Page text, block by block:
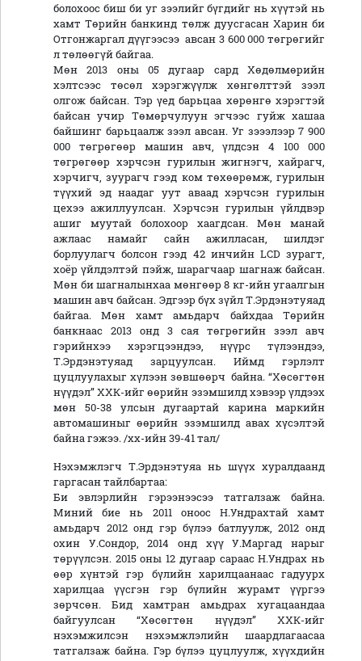
болохоос биш би уг зээлийг бүгдийг нь хүүтэй нь
хамт Төрийн банкинд төлж дуусгасан Харин би
Отгонжаргал дүүгээсээ авсан 3 600 000 төгрөгийг
л төлөөгүй байгаа.
Мөн 2013 оны 05 дугаар сард Хөдөлмөрийн
хэлтсээс төсөл хэрэгжүүлж хөнгөлттэй зээл
олгож байсан. Тэр үед барьцаа хөрөнгө хэрэгтэй
байсан учир Төмөрчулуун эгчээс гуйж хашаа
байшинг барьцаалж зээл авсан. Уг зэээлээр 7 900
000 төгрөгөөр машин авч, үлдсэн 4 100 000
төгрөгөөр хэрчсэн гурилын жигнэгч, хайрагч,
хэрчигч, зуурагч гээд ком төхөөрөмж, гурилын
түүхий эд наадаг уут аваад хэрчсэн гурилын
цехээ ажиллуулсан. Хэрчсэн гурилын үйлдвэр
ашиг муутай болохоор хаагдсан. Мөн манай
ажлаас намайг сайн ажилласан, шилдэг
борлуулагч болсон гээд 42 инчийн LCD зурагт,
хоёр үйлдэлтэй пэйж, шарагчаар шагнаж байсан.
Мөн би шагналынхаа мөнгөөр 8 кг-ийн угаалгын
машин авч байсан. Эдгээр бүх зүйл Т.Эрдэнэтуяад
байгаа. Мөн хамт амьдарч байхдаа Төрийн
банкнаас 2013 онд 3 сая төгрөгийн зээл авч
гэрийнхээ хэрэгцээндээ, нүүрс түлээндээ,
Т.Эрдэнэтуяад зарцуулсан. Иймд гэрлэлт
цуцлуулахыг хүлээн зөвшөөрч байна. “Хөсөгтөн
нүүдэл” ХХК-ийг өөрийн эзэмшилд хэвээр үлдээх
мөн 50-38 улсын дугаартай карина маркийн
автомашиныг өөрийн эзэмшилд авах хүсэлтэй
байна гэжээ. /хх-ийн 39-41 тал/
Нэхэмжлэгч Т.Эрдэнэтуяа нь шүүх хуралдаанд
гаргасан тайлбартаа:
Би эвлэрлийн гэрээнээсээ татгалзаж байна.
Миний бие нь 2011 оноос Н.Ундрахтай хамт
амьдарч 2012 онд гэр бүлээ батлуулж, 2012 онд
охин У.Сондор, 2014 онд хүү У.Маргад нарыг
төрүүлсэн. 2015 оны 12 дугаар сараас Н.Ундрах нь
өөр хүнтэй гэр бүлийн харилцаанаас гадуурх
харилцаа үүсгэн гэр бүлийн журамт үүргээ
зөрчсөн. Бид хамтран амьдрах хугацаандаа
байгуулсан “Хөсөгтөн нүүдэл” ХХК-ийг
нэхэмжилсэн нэхэмжлэлийн шаардлагаасаа
татгалзаж байна. Гэр бүлээ цуцлуулж, хүүхдийн